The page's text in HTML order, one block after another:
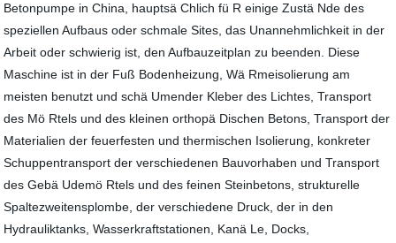
Betonpumpe in China, hauptsä Chlich fü R einige Zustä Nde des
speziellen Aufbaus oder schmale Sites, das Unannehmlichkeit in der
Arbeit oder schwierig ist, den Aufbauzeitplan zu beenden. Diese
Maschine ist in der Fuß Bodenheizung, Wä Rmeisolierung am
meisten benutzt und schä Umender Kleber des Lichtes, Transport
des Mö Rtels und des kleinen orthopä Dischen Betons, Transport der
Materialien der feuerfesten und thermischen Isolierung, konkreter
Schuppentransport der verschiedenen Bauvorhaben und Transport
des Gebä Udemö Rtels und des feinen Steinbetons, strukturelle
Spaltezweitensplombe, der verschiedene Druck, der in den
Hydrauliktanks, Wasserkraftstationen, Kanä Le, Docks,